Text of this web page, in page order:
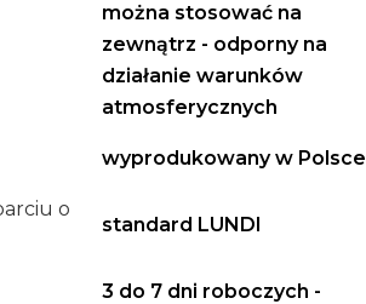
można stosować na
zewnątrz - odporny na
działanie warunków
atmosferycznych
wyprodukowany w Polsce
o
standard LUNDI
3 do 7 dni roboczych -